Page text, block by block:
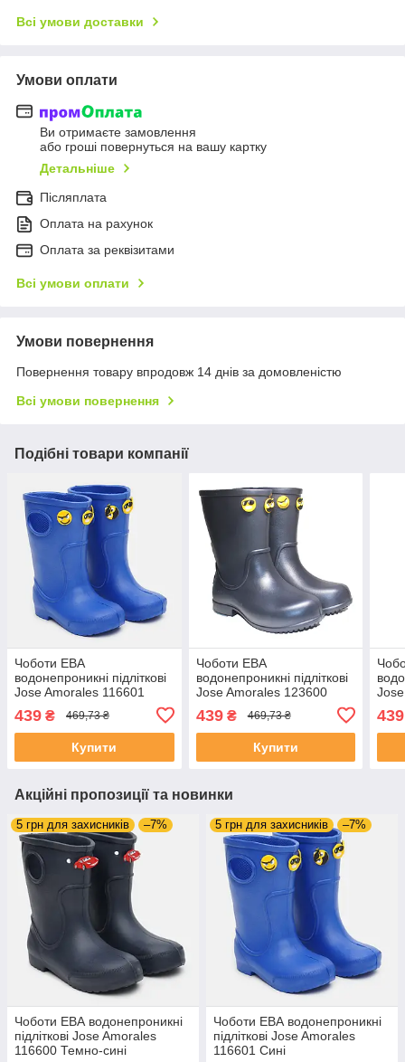
Всі умови доставки
Умови оплати
Ви отримаєте замовлення
або гроші повернуться на вашу картку
Детальніше
Післяплата
Оплата на рахунок
Оплата за реквізитами
Всі умови оплати
Умови повернення
Повернення товару впродовж 14 днів за домовленістю
Всі умови повернення
Подібні товари компанії
Чоботи ЕВА
водонепроникні підліткові
Jose Amorales 116601
439 ₴ 469,73 ₴
Купити
Чоботи ЕВА
водонепроникні підліткові
Jose Amorales 123600
439₴ 469,73 ₴
Купити
439
Акційні пропозиції та новинки
5 грн для захисників –7%
Чоботи ЕВА водонепроникні
підліткові Jose Amorales
116600 Темно-сині
5 грн для захисників –7%
Чоботи ЕВА водонепроникні
підліткові Jose Amorales
116601 Сині